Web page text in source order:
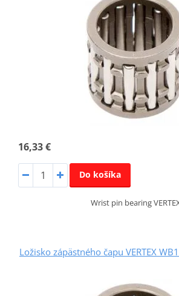
16,33 €
Do košíka
Wrist pin bearing
Ložisko zápästného čapu VERTEX